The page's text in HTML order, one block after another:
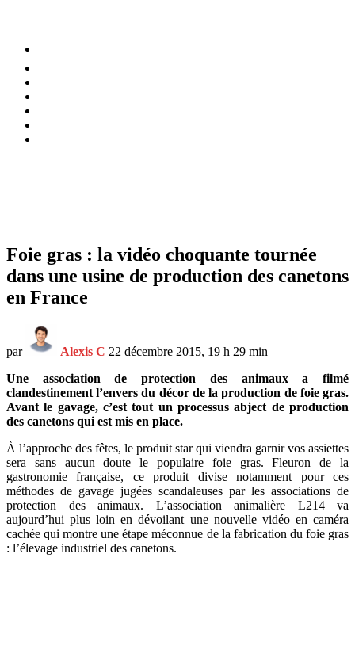
Foie gras : la vidéo choquante tournée
dans une usine de production des canetons
en France
par Alexis C 22 décembre 2015, 19 h 29 min
Une association de protection des animaux a filmé
clandestinement l’envers du décor de la production de foie gras.
Avant le gavage, c’est tout un processus abject de production
des canetons qui est mis en place.
À l’approche des fêtes, le produit star qui viendra garnir vos assiettes
sera sans aucun doute le populaire foie gras. Fleuron de la
gastronomie française, ce produit divise notamment pour ces
méthodes de gavage jugées scandaleuses par les associations de
protection des animaux. L’association animalière L214 va
aujourd’hui plus loin en dévoilant une nouvelle vidéo en caméra
cachée qui montre une étape méconnue de la fabrication du foie gras
: l’élevage industriel des canetons.